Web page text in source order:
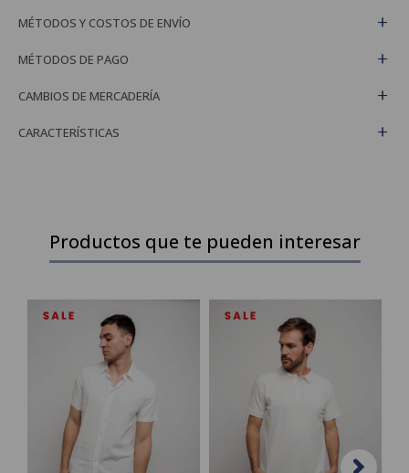
MÉTODOS Y COSTOS DE ENVÍO
MÉTODOS DE PAGO
CAMBIOS DE MERCADERÍA
CARACTERÍSTICAS
Productos que te pueden interesar